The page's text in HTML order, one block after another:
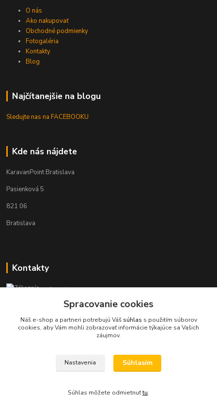
O nás
Ako nakupovať
Obchodné podmienky
Fotogaléria
Kontakty
Blog
Najčítanejšie na blogu
Sledujte nas na FACEBOOKU
Kde nás nájdete
KaravanPoint Bratislava
Pasienková 5
821 06
Bratislava
Kontakty
Zákaznícka podpora KaravanPoint
+421902309993
(Po-Pia, 9-18 hod.)
info@karavanpoint.sk
Spracovanie cookies
Náš e-shop a partneri potrebujú Váš súhlas s použitím súborov
cookies, aby Vám mohli zobrazovať informácie týkajúce sa Vašich
záujmov.
Nastavenia Súhlasím
Súhlas môžete odmietnuťtu.